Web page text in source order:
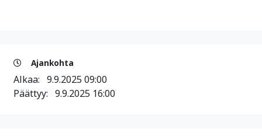
Ajankohta
Alkaa: 9.9.2025 09:00
Päättyy: 9.9.2025 16:00